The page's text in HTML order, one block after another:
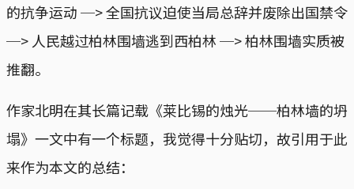
的抗争运动 ─> 全国抗议迫使当局总辞并废除出国禁令
─> 人民越过柏林围墙逃到西柏林 ─> 柏林围墙实质被
推翻。
作家北明在其长篇记载《莱比锡的烛光──柏林墙的坍
塌》一文中有一个标题，我觉得十分贴切，故引用于此
来作为本文的总结：